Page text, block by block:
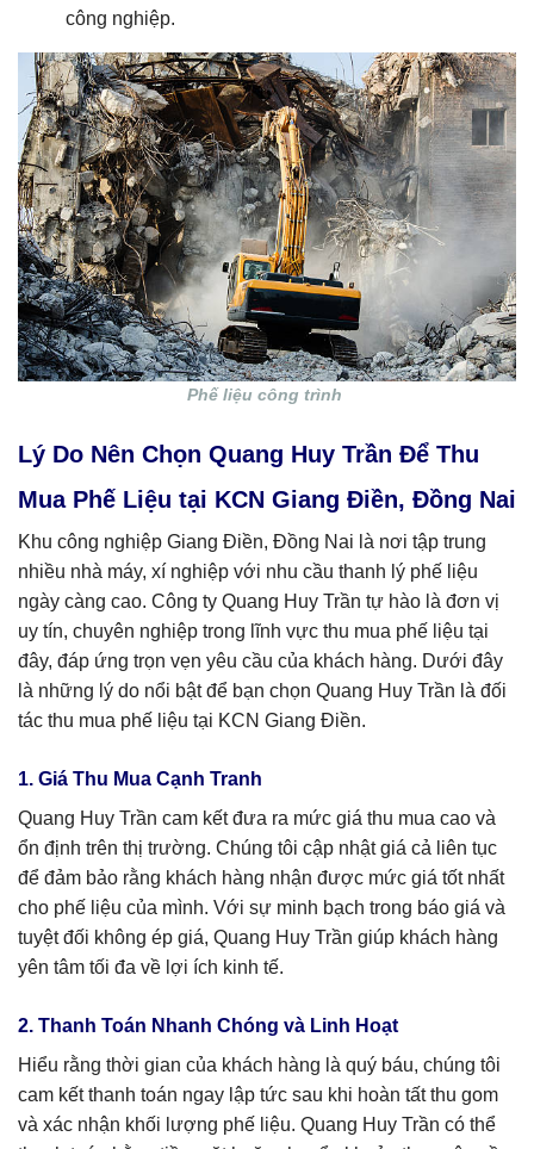
công nghiệp.
Phế liệu công trình
Lý Do Nên Chọn Quang Huy Trần Để Thu
Mua Phế Liệu tại KCN Giang Điền, Đồng Nai
Khu công nghiệp Giang Điền, Đồng Nai là nơi tập trung
nhiều nhà máy, xí nghiệp với nhu cầu thanh lý phế liệu
ngày càng cao. Công ty Quang Huy Trần tự hào là đơn vị
uy tín, chuyên nghiệp trong lĩnh vực thu mua phế liệu tại
đây, đáp ứng trọn vẹn yêu cầu của khách hàng. Dưới đây
là những lý do nổi bật để bạn chọn Quang Huy Trần là đối
tác thu mua phế liệu tại KCN Giang Điền.
1. Giá Thu Mua Cạnh Tranh
Quang Huy Trần cam kết đưa ra mức giá thu mua cao và
ổn định trên thị trường. Chúng tôi cập nhật giá cả liên tục
để đảm bảo rằng khách hàng nhận được mức giá tốt nhất
cho phế liệu của mình. Với sự minh bạch trong báo giá và
tuyệt đối không ép giá, Quang Huy Trần giúp khách hàng
yên tâm tối đa về lợi ích kinh tế.
2. Thanh Toán Nhanh Chóng và Linh Hoạt
Hiểu rằng thời gian của khách hàng là quý báu, chúng tôi
cam kết thanh toán ngay lập tức sau khi hoàn tất thu gom
và xác nhận khối lượng phế liệu. Quang Huy Trần có thể